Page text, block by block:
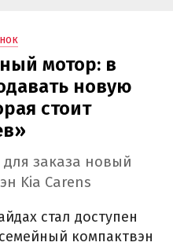
мотор: в
новую
стоит
для заказа новый
Kia Carens
стал доступен
компактвэн